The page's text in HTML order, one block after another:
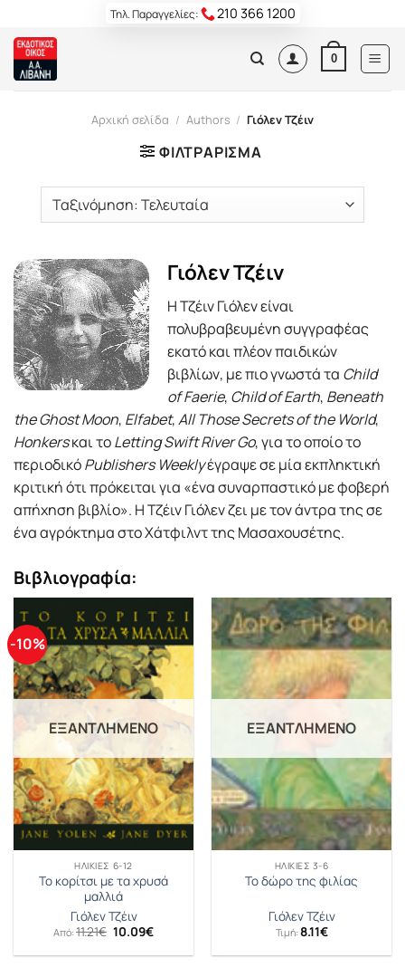
content
Τηλ. Παραγγελίες: 210 366 1200
0
Αρχική σελίδα / Authors / Γιόλεν Τζέιν
ΦΙΛΤΡΆΡΙΣΜΑ
Γιόλεν Τζέιν
Η Τζέιν Γιόλεν είναι
πολυβραβευμένη συγγραφέας
εκατό και πλέον παιδικών
βιβλίων, με πιο γνωστά τα Child
of Faerie, Child of Earth, Beneath
the Ghost Moon, Elfabet,All Those Secrets of the World,
Honkersκαι τοLetting Swift River Go, για το οποίο το
περιοδικόPublishers Weeklyέγραψε σε μία εκπληκτική
κριτική ότι πρόκειται για «ένα συναρπαστικό με φοβερή
απήχηση βιβλίο». Η Τζέιν Γιόλεν ζει με τον άντρα της σε
ένα αγρόκτημα στο Χάτφιλντ της Μασαχουσέτης.
Βιβλιογραφία:
-10%
ΕΞΑΝΤΛΗΜΈΝΟ
ΗΛΙΚΊΕΣ 6-12
Το κορίτσι με τα χρυσά
μαλλιά
Γιόλεν Τζέιν
Από: 11.21€ Original
price
was:
10.09€Η
τιμή
ΕΞΑΝΤΛΗΜΈΝΟ
ΗΛΙΚΊΕΣ 3-6
Το δώρο της φιλίας
Γιόλεν Τζέιν
Τιμή: 8.11€